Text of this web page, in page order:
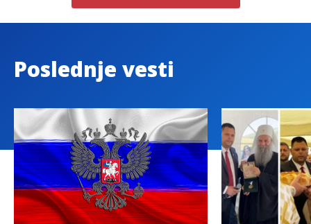
Poslednje vesti